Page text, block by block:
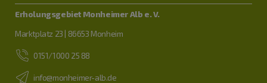
Erholungsgebiet Monheimer Alb e. V.
Marktplatz 23 | 86653 Monheim
0151/1000 25 88
info@monheimer-alb.de